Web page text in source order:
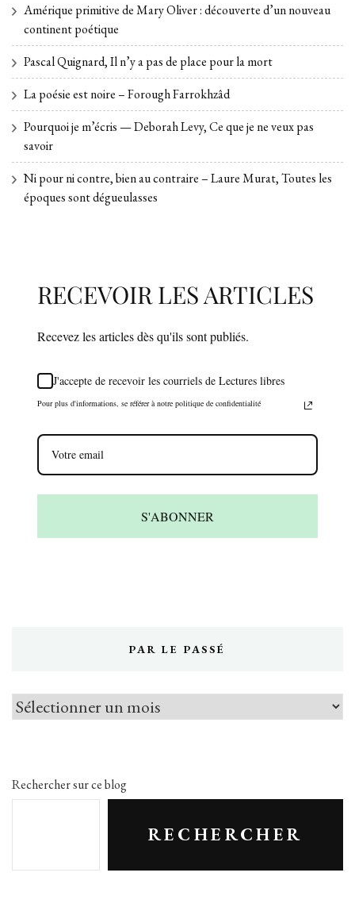
Amérique primitive de Mary Oliver : découverte d’un nouveau
continent poétique
Pascal Quignard, Il n’y a pas de place pour la mort
La poésie est noire – Forough Farrokhzâd
Pourquoi je m’écris — Deborah Levy, Ce que je ne veux pas
savoir
Ni pour ni contre, bien au contraire – Laure Murat, Toutes les
époques sont dégueulasses
RECEVOIR LES ARTICLES
Recevez les articles dès qu'ils sont publiés.
J'accepte de recevoir les courriels de Lectures libres
Pour plus d'informations, se référer à notre politique de confidentialité
S'ABONNER
PAR LE PASSÉ
Par
Rechercher sur ce blog
RECHERCHER